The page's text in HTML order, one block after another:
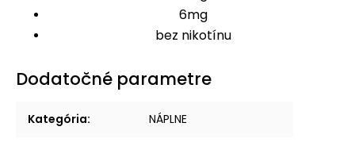
6mg
bez nikotínu
Dodatočné parametre
Kategória: NÁPLNE